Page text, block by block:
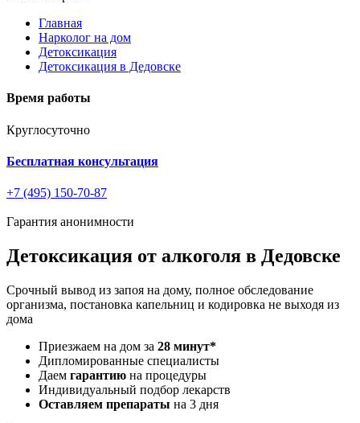
Главная
Нарколог на дом
Детоксикация
Детоксикация в Дедовске
Время работы
Круглосуточно
Бесплатная консультация
+7 (495) 150-70-87
Гарантия анонимности
Детоксикация от алкоголя в Дедовске
Срочный вывод из запоя на дому, полное обследование
организма, постановка капельниц и кодировка не выходя из
дома
Приезжаем на дом за 28 минут*
Дипломированные специалисты
Даем гарантию на процедуры
Индивидуальный подбор лекарств
Оставляем препараты на 3 дня